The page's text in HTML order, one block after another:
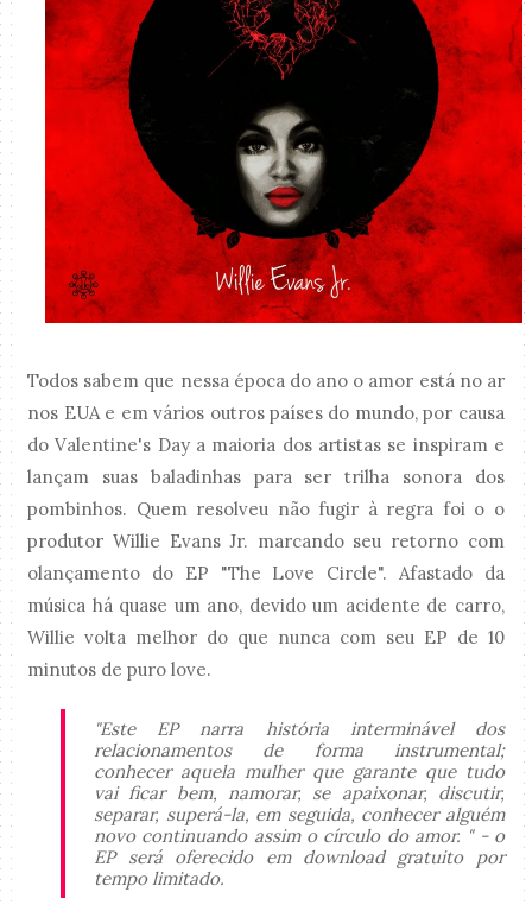
Todos sabem que nessa época do ano o amor está no ar
nos EUA e em vários outros países do mundo, por causa
do Valentine's Day a maioria dos artistas se inspiram e
lançam suas baladinhas para ser trilha sonora dos
pombinhos. Quem resolveu não fugir à regra foi o o
produtor Willie Evans Jr. marcando seu retorno com
olançamento do EP "The Love Circle". Afastado da
música há quase um ano, devido um acidente de carro,
Willie volta melhor do que nunca com seu EP de 10
minutos de puro love.
"Este EP narra história interminável dos
relacionamentos de forma instrumental;
conhecer aquela mulher que garante que tudo
vai ficar bem, namorar, se apaixonar, discutir,
separar, superá-la, em seguida, conhecer alguém
novo continuando assim o círculo do amor. " - o
EP será oferecido em download gratuito por
tempo limitado.